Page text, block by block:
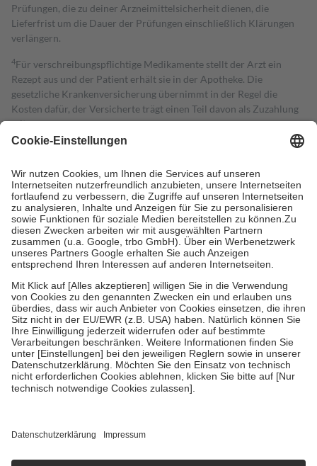
Prüfungen, die zu deiner Arzneimittelsicherheit dienen, die
Lieferfrist um die Dauer der Prüfungen einschließlich Klärungen
verlängern.
4Für verschreibungspflichtige Medikamente stellt der Arzt ein
Rezept aus und der Patient erhält sie in der Apotheke. Die
gesetzliche Krankenversicherung übernimmt in der Regel die
Kosten dafür, der Versicherte trägt einen Teil davon als Zuzahlung
mit.
Grundsätzlich leisten Mitglieder Zuzahlungen in Höhe von zehn
höchstens zehn Euro.
Es sind jedoch nie mehr als die tatsächlichen
Kosten der Leistung zu entrichten.
Diese Regeln gelten grundsätzlich auch für Online-Apotheken.
Bei Heilmitteln und häuslicher Krankenpflege beträgt die
Zuzahlung zehn Prozent der Kosten sowie zehn Euro je
Verordnung.
Um das Engagement der Versicherten für ihre eigene Gesundheit zu
stärken und die besondere Stellung der Familie zu unterstützen,
fallenkeine Zuzahlungenan bei:
• Kindern und Jugendlichen bis zum vollendeten 18. Lebensjahr
mit Ausnahme der Fahrkosten
• Untersuchungen zur Vorsorge und Früherkennung, die von der
GKV getragen werden
• empfohlenen Schutzimpfungen
• Harn- und Blutteststreifen
getroffen, um sicherzustellen, dass es sich um echte Bewertungen
https://help.etrusted.com/hc/de/articles/4419944605341